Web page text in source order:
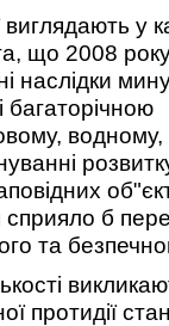
у
що 2008
наслідки
багаторічною
водному,
б
та
протидії